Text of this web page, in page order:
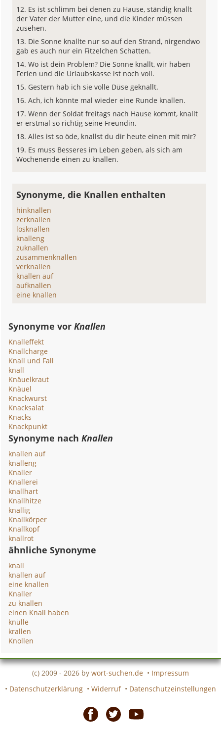
Es ist schlimm bei denen zu Hause, ständig knallt
der Vater der Mutter eine, und die Kinder müssen
zusehen.
Die Sonne knallte nur so auf den Strand, nirgendwo
gab es auch nur ein Fitzelchen Schatten.
Wo ist dein Problem? Die Sonne knallt, wir haben
Ferien und die Urlaubskasse ist noch voll.
Gestern hab ich sie volle Düse geknallt.
Ach, ich könnte mal wieder eine Runde knallen.
Wenn der Soldat freitags nach Hause kommt, knallt
er erstmal so richtig seine Freundin.
Alles ist so öde, knallst du dir heute einen mit mir?
Es muss Besseres im Leben geben, als sich am
Wochenende einen zu knallen.
Synonyme, die Knallen enthalten
hinknallen
zerknallen
losknallen
knalleng
zuknallen
zusammenknallen
verknallen
knallen auf
aufknallen
eine knallen
Synonyme vorKnallen
Knalleffekt
Knallcharge
Knall und Fall
knall
Knäuelkraut
Knäuel
Knackwurst
Knacksalat
Knacks
Knackpunkt
Synonyme nachKnallen
knallen auf
knalleng
Knaller
Knallerei
knallhart
Knallhitze
knallig
Knallkörper
Knallkopf
knallrot
ähnliche Synonyme
knall
knallen auf
eine knallen
Knaller
zu knallen
einen Knall haben
knülle
krallen
Knollen
(c) 2009 - 2026 by wort-suchen.de • Impressum
• Datenschutzerklärung • Widerruf • Datenschutzeinstellungen